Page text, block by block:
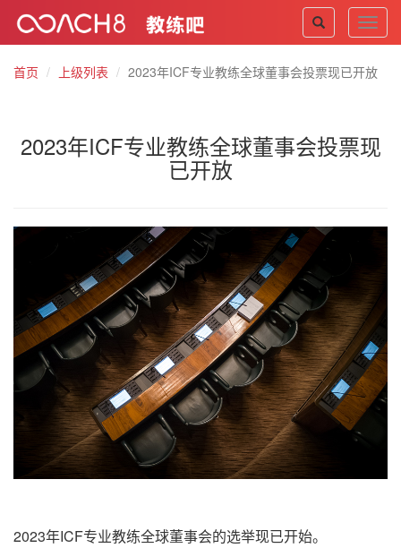
首页
上级列表 2023年ICF专业教练全球董事会投票现已开放
2023年ICF专业教练全球董事会投票现
已开放
2023年ICF专业教练全球董事会的选举现已开始。